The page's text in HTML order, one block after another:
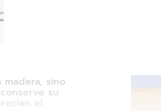
sino
su
el